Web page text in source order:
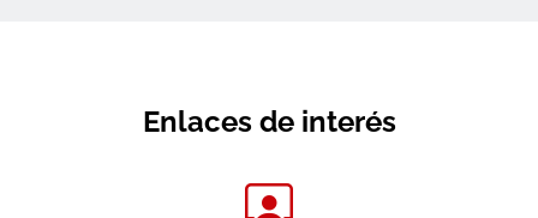
Enlaces de interés